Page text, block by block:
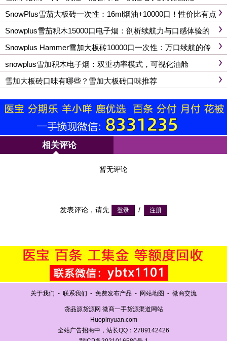
SnowPlus雪茄大板砖一次性：16ml烟油+10000口！性价比有点
狠
Snowplus雪茄积木15000口电子烟：剖析续航力与口感体验的
升级之道
Snowplus Hammer雪加大板砖10000口一次性：万口续航的传
奇
snowplus雪加积木电子烟：双重功率模式，可视化油舱
雪加大板砖口味有哪些？雪加大板砖口味推荐
相关评论
暂无评论
发表评论，请先 /
关于我们 - 联系我们 - 免费发布产品 - 网站地图 - 微商交流
货品源货源网 微商一手货源渠道网站
Huopinyuan.com
全站广告招商中，站长QQ：2789142426